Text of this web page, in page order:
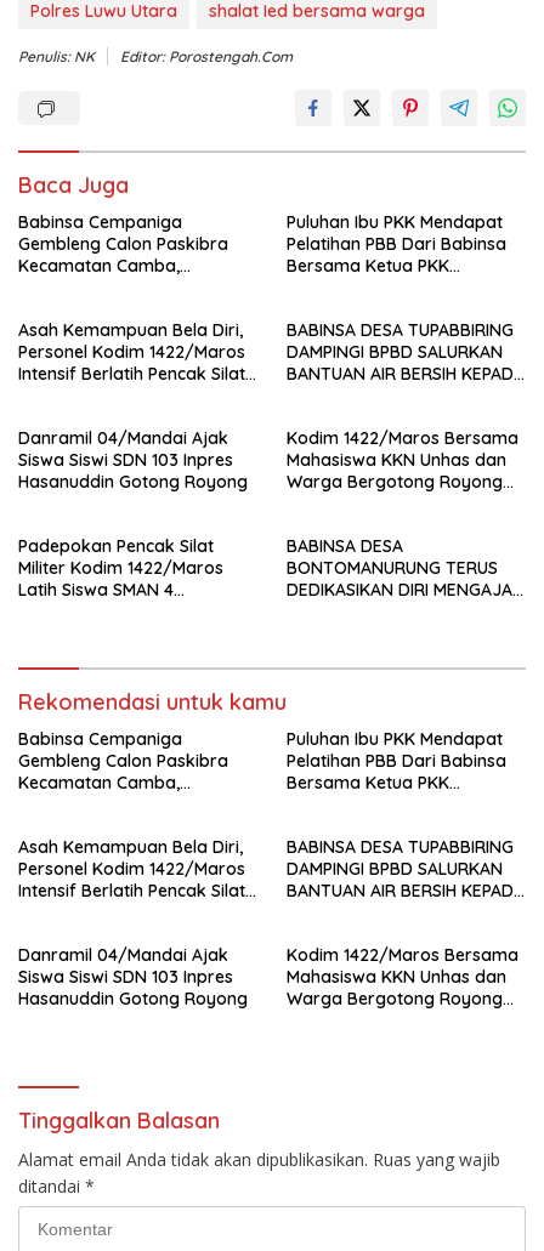
Polres Luwu Utara shalat Ied bersama warga
Penulis: NK Editor: Porostengah.com
Baca Juga
Babinsa Cempaniga
Gembleng Calon Paskibra
Kecamatan Camba,
Puluhan Ibu PKK Mendapat
Pelatihan PBB Dari Babinsa
Bersama Ketua PKK
Asah Kemampuan Bela Diri,
Personel Kodim 1422/Maros
Intensif Berlatih Pencak Silat
BABINSA DESA TUPABBIRING
DAMPINGI BPBD SALURKAN
BANTUAN AIR BERSIH KEPADA
Danramil 04/Mandai Ajak
Siswa Siswi SDN 103 Inpres
Hasanuddin Gotong Royong
Kodim 1422/Maros Bersama
Mahasiswa KKN Unhas dan
Warga Bergotong Royong
Padepokan Pencak Silat
Militer Kodim 1422/Maros
Latih Siswa SMAN 4
BABINSA DESA
BONTOMANURUNG TERUS
DEDIKASIKAN DIRI MENGAJAR
Rekomendasi untuk kamu
Babinsa Cempaniga
Gembleng Calon Paskibra
Kecamatan Camba,
Puluhan Ibu PKK Mendapat
Pelatihan PBB Dari Babinsa
Bersama Ketua PKK
Asah Kemampuan Bela Diri,
Personel Kodim 1422/Maros
Intensif Berlatih Pencak Silat
BABINSA DESA TUPABBIRING
DAMPINGI BPBD SALURKAN
BANTUAN AIR BERSIH KEPADA
Danramil 04/Mandai Ajak
Siswa Siswi SDN 103 Inpres
Hasanuddin Gotong Royong
Kodim 1422/Maros Bersama
Mahasiswa KKN Unhas dan
Warga Bergotong Royong
Tinggalkan Balasan
Alamat email Anda tidak akan dipublikasikan. Ruas yang wajib
ditandai *